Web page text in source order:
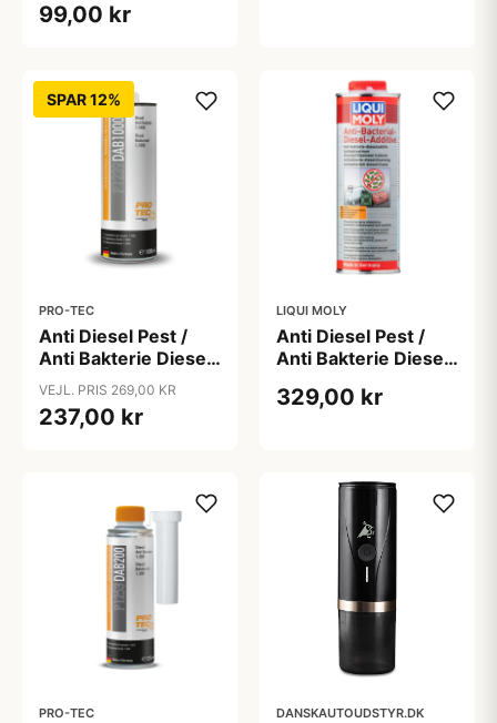
99,00 kr
SPAR 12%
PRO-TEC
Anti Diesel Pest /
Anti Bakterie Diesel
Additiv - Pro-Tec,
1000ml
VEJL. PRIS 269,00 KR
237,00 kr
LIQUI MOLY
Anti Diesel Pest /
Anti Bakterie Diesel
Moly
329,00 kr
PRO-TEC DANSKAUTOUDSTYR.DK